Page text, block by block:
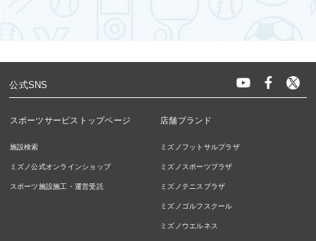
公式SNS
スポーツサービストップページ
施設検索
ミズノ公式オンラインショップ
スポーツ施設施工・運営受託
店舗ブランド
ミズノフットサルプラザ
ミズノスポーツプラザ
ミズノテニスプラザ
ミズノゴルフスクール
ミズノウエルネス